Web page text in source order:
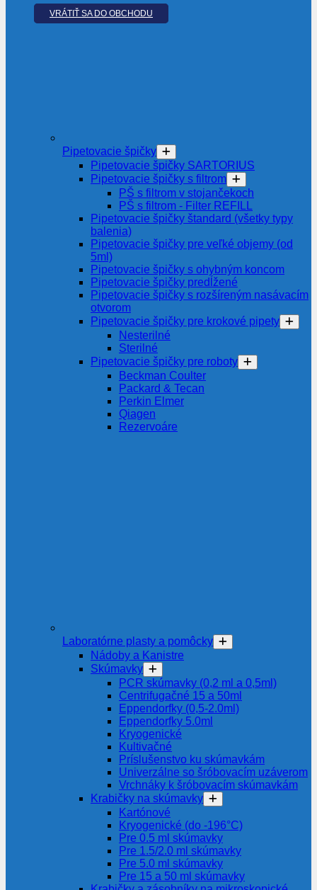
VRÁTIŤ SA DO OBCHODU
Pipetovacie špičky
Pipetovacie špičky SARTORIUS
Pipetovacie špičky s filtrom
PŠ s filtrom v stojančekoch
PŠ s filtrom - Filter REFILL
Pipetovacie špičky štandard (všetky typy
balenia)
Pipetovacie špičky pre veľké objemy (od
5ml)
Pipetovacie špičky s ohybným koncom
Pipetovacie špičky predĺžené
Pipetovacie špičky s rozšíreným nasávacím
otvorom
Pipetovacie špičky pre krokové pipety
Nesterilné
Sterilné
Pipetovacie špičky pre roboty
Beckman Coulter
Packard & Tecan
Perkin Elmer
Qiagen
Rezervoáre
Laboratórne plasty a pomôcky
Nádoby a Kanistre
Skúmavky
PCR skúmavky (0,2 ml a 0,5ml)
Centrifugačné 15 a 50ml
Eppendorfky (0,5-2.0ml)
Eppendorfky 5.0ml
Kryogenické
Kultivačné
Príslušenstvo ku skúmavkám
Univerzálne so šróbovacím uzáverom
Vrchnáky k šróbovacím skúmavkám
Krabičky na skúmavky
Kartónové
Kryogenické (do -196°C)
Pre 0.5 ml skúmavky
Pre 1.5/2.0 ml skúmavky
Pre 5.0 ml skúmavky
Pre 15 a 50 ml skúmavky